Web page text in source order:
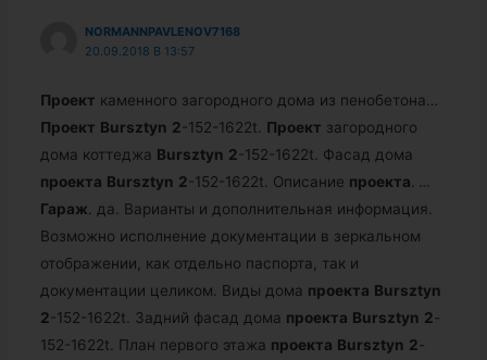
NORMANNPAVLENOV7168
20.09.2018 В 13:57
Проект каменного загородного дома из пенобетона…
Проект Bursztyn 2-152-1622t. Проект загородного
дома коттеджа Bursztyn 2-152-1622t. Фасад дома
проекта Bursztyn 2-152-1622t. Описание проекта
…
Гараж . да. Варианты и дополнительная информация.
Возможно исполнение документации в зеркальном
отображении, как отдельно паспорта, так и
документации целиком. Виды дома проекта Bursztyn
2-152-1622t. Задний фасад дома проекта Bursztyn 2-
152-1622t. План первого этажа проекта Bursztyn 2-